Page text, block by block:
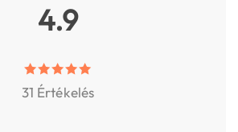
4.9
31 Értékelés